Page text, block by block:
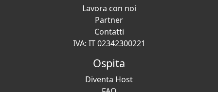
Lavora con noi
Partner
Contatti
IVA: IT 02342300221
Ospita
Diventa Host